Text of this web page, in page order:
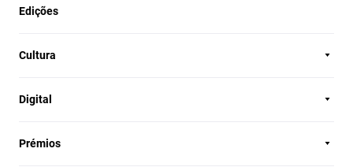
Edições
Cultura
Digital
Prémios